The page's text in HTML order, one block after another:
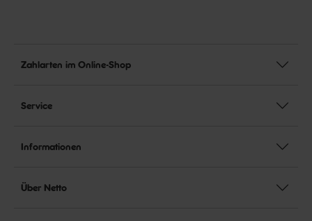
Zahlarten im Online-Shop
Service
Informationen
Über Netto